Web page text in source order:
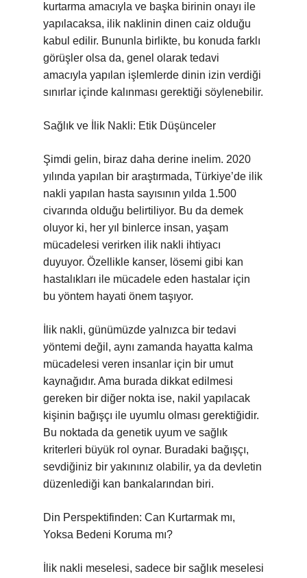
kurtarma amacıyla ve başka birinin onayı ile
yapılacaksa, ilik naklinin dinen caiz olduğu
kabul edilir. Bununla birlikte, bu konuda farklı
görüşler olsa da, genel olarak tedavi
amacıyla yapılan işlemlerde dinin izin verdiği
sınırlar içinde kalınması gerektiği söylenebilir.
Sağlık ve İlik Nakli: Etik Düşünceler
Şimdi gelin, biraz daha derine inelim. 2020
yılında yapılan bir araştırmada, Türkiye’de ilik
nakli yapılan hasta sayısının yılda 1.500
civarında olduğu belirtiliyor. Bu da demek
oluyor ki, her yıl binlerce insan, yaşam
mücadelesi verirken ilik nakli ihtiyacı
duyuyor. Özellikle kanser, lösemi gibi kan
hastalıkları ile mücadele eden hastalar için
bu yöntem hayati önem taşıyor.
İlik nakli, günümüzde yalnızca bir tedavi
yöntemi değil, aynı zamanda hayatta kalma
mücadelesi veren insanlar için bir umut
kaynağıdır. Ama burada dikkat edilmesi
gereken bir diğer nokta ise, nakil yapılacak
kişinin bağışçı ile uyumlu olması gerektiğidir.
Bu noktada da genetik uyum ve sağlık
kriterleri büyük rol oynar. Buradaki bağışçı,
sevdiğiniz bir yakınınız olabilir, ya da devletin
düzenlediği kan bankalarından biri.
Din Perspektifinden: Can Kurtarmak mı,
Yoksa Bedeni Koruma mı?
İlik nakli meselesi, sadece bir sağlık meselesi